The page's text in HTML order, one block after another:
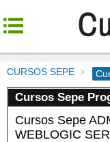
CURSOS SEPE
Cursos Sepe
Cursos Sepe
WEBLOGIC